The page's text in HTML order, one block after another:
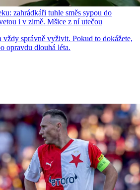
zahrádkáři tuhle směs sypou do
i v zimě. Mšice z ní utečou
vždy správně vyživit. Pokud to dokážete,
opravdu dlouhá léta.